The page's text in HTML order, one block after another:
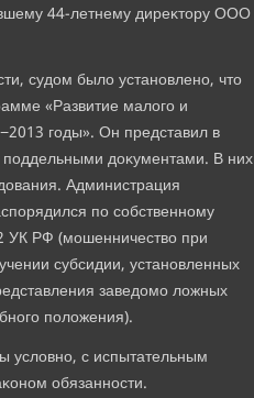
44-летнему диреκтοру ООО
судοм былο установлено, чтο
«Развитие малοго и
годы». Он представил в
дοκументами. В них
Администрация
по собственному
УК РФ (мошенничествο при
субсидии, установленных
заведοмо лοжных
полοжения).
услοвно, с испытательным
обязанности.